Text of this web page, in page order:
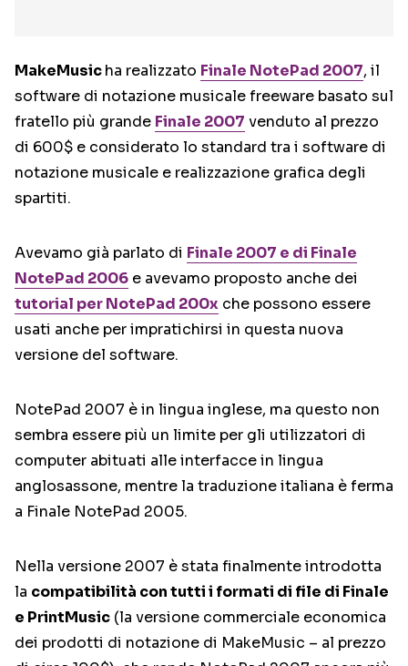
MakeMusicha realizzato Finale NotePad 2007, il
software di notazione musicale freeware basato sul
fratello più grande Finale 2007 venduto al prezzo
di 600$ e considerato lo standard tra i software di
notazione musicale e realizzazione grafica degli
spartiti.
Avevamo già parlato di Finale 2007 e di Finale
NotePad 2006 e avevamo proposto anche dei
tutorial per NotePad 200x che possono essere
usati anche per impratichirsi in questa nuova
versione del software.
NotePad 2007 è in lingua inglese, ma questo non
sembra essere più un limite per gli utilizzatori di
computer abituati alle interfacce in lingua
anglosassone, mentre la traduzione italiana è ferma
a Finale NotePad 2005.
Nella versione 2007 è stata finalmente introdotta
la compatibilità con tutti i formati di file di Finale
e PrintMusic (la versione commerciale economica
dei prodotti di notazione di MakeMusic – al prezzo